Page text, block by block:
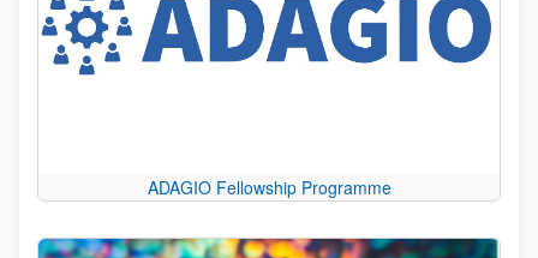
ADAGIO Fellowship Programme